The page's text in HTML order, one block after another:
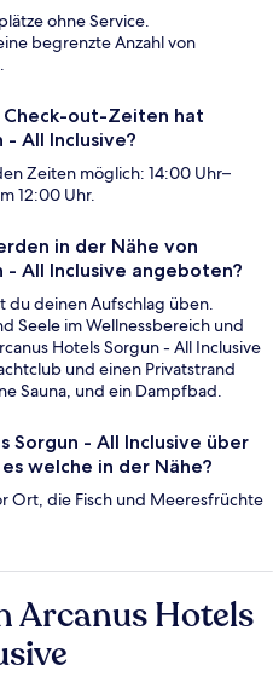
ohne Service.
begrenzte Anzahl von
Check-out-Zeiten hat
- All Inclusive?
Zeiten möglich: 14:00 Uhr–
12:00 Uhr.
in der Nähe von
- All Inclusive angeboten?
du deinen Aufschlag üben.
Seele im Wellnessbereich und
Hotels Sorgun - All Inclusive
und einen Privatstrand
Sauna, und ein Dampfbad.
Sorgun - All Inclusive über
welche in der Nähe?
Ort, die Fisch und Meeresfrüchte
Arcanus Hotels